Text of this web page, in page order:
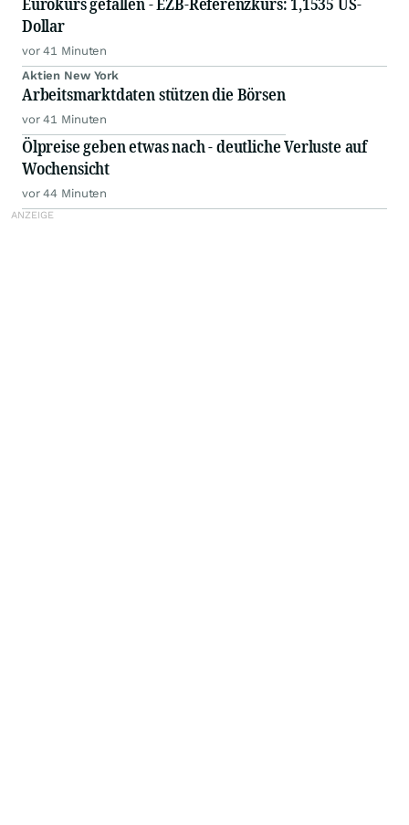
Dollar
vor 41 Minuten
Aktien New York
Arbeitsmarktdaten stützen die Börsen
vor 41 Minuten
Ölpreise geben etwas nach - deutliche Verluste auf
Wochensicht
vor 44 Minuten